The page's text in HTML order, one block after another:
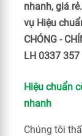
nhanh, giá
vụ Hiệu
CHÓNG -
LH 0337
Hiệu chuẩn
nhanh
Chúng tôi